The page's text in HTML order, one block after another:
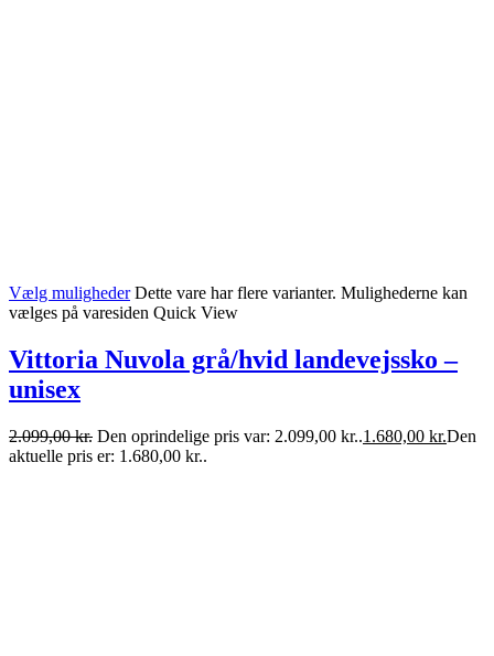
Vælg muligheder Dette vare har flere varianter. Mulighederne kan
vælges på varesiden Quick View
Vittoria Nuvola grå/hvid landevejssko –
unisex
2.099,00kr. Den oprindelige pris var: 2.099,00 kr..1.680,00 kr.Den
aktuelle pris er: 1.680,00 kr..